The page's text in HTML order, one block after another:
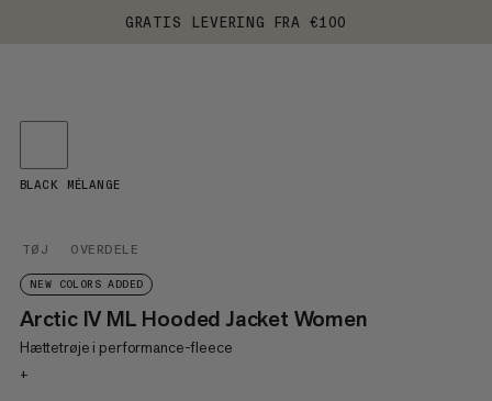
GRATIS LEVERING FRA €100
TØJ OVERDELE
NEW COLORS ADDED
Arctic IV ML Hooded Jacket Women
Hættetrøje i performance-fleece
+
BLACK MÉLANGE